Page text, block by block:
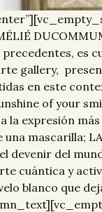
es
gallery,
en este
of your
expresión
mascarilla;
devenir del
cuántica y
blanco que